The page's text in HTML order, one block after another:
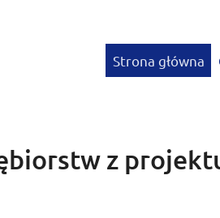
Strona główna
z